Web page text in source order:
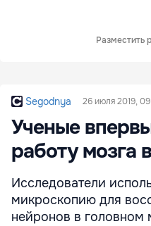
Разместить
Segodnya 26 июля 2019,
Ученые
работу мозга
Исследователи
микроскопию для
нейронов в головном